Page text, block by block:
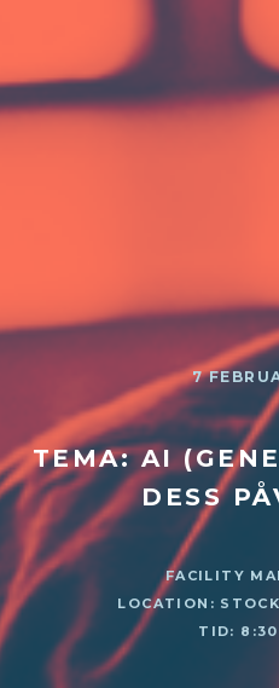
7
TEMA: AI
DESS
FACILITY
LOCATION:
TID: